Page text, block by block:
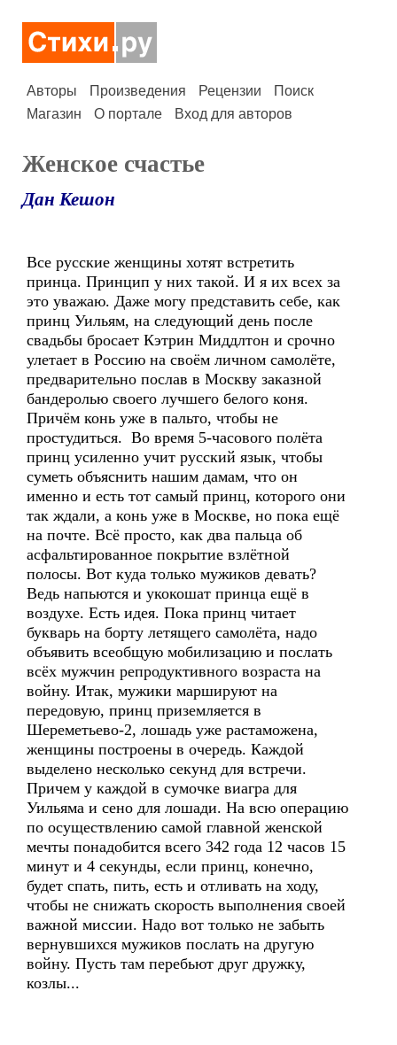
Авторы Произведения Рецензии
Поиск
Магазин
О портале Вход для авторов
Женское счастье
Дан Кешон
Все русские женщины хотят встретить
принца. Принцип у них такой. И я их всех за
это уважаю. Даже могу представить себе, как
принц Уильям, на следующий день после
свадьбы бросает Кэтрин Миддлтон и срочно
улетает в Россию на своём личном самолёте,
предварительно послав в Москву заказной
бандеролью своего лучшего белого коня.
Причём конь уже в пальто, чтобы не
простудиться. Во время 5-часового полёта
принц усиленно учит русский язык, чтобы
суметь объяснить нашим дамам, что он
именно и есть тот самый принц, которого они
так ждали, а конь уже в Москве, но пока ещё
на почте. Всё просто, как два пальца об
асфальтированное покрытие взлётной
полосы. Вот куда только мужиков девать?
Ведь напьются и укокошат принца ещё в
воздухе. Есть идея. Пока принц читает
букварь на борту летящего самолёта, надо
объявить всеобщую мобилизацию и послать
всёх мужчин репродуктивного возраста на
войну. Итак, мужики маршируют на
передовую, принц приземляется в
Шереметьево-2, лошадь уже растаможена,
женщины построены в очередь. Каждой
выделено несколько секунд для встречи.
Причем у каждой в сумочке виагра для
Уильяма и сено для лошади. На всю операцию
по осуществлению самой главной женской
мечты понадобится всего 342 года 12 часов 15
минут и 4 секунды, если принц, конечно,
будет спать, пить, есть и отливать на ходу,
чтобы не снижать скорость выполнения своей
важной миссии. Надо вот только не забыть
вернувшихся мужиков послать на другую
войну. Пусть там перебьют друг дружку,
козлы...